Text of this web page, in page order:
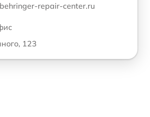
repair-center.ru
123